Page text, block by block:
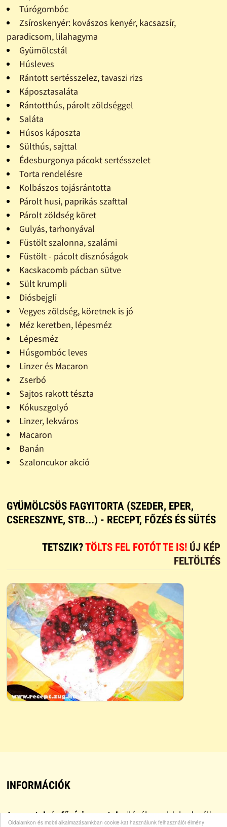
Oldalainkon és mobil alkalmazásainkban cookie-kat használunk felhasználói élmény
Túrógombóc
Zsíroskenyér: kovászos kenyér, kacsazsír,
paradicsom, lilahagyma
Gyümölcstál
Húsleves
Rántott sertésszelez, tavaszi rizs
Káposztasaláta
Rántotthús, párolt zöldséggel
Saláta
Húsos káposzta
Sülthús, sajttal
Édesburgonya pácokt sertésszelet
Torta rendelésre
Kolbászos tojásrántotta
Párolt husi, paprikás szafttal
Párolt zöldség köret
Gulyás, tarhonyával
Füstölt szalonna, szalámi
Füstölt - pácolt disznóságok
Kacskacomb pácban sütve
Sült krumpli
Diósbejgli
Vegyes zöldség, köretnek is jó
Méz keretben, lépesméz
Lépesméz
Húsgombóc leves
Linzer és Macaron
Zserbó
Sajtos rakott tészta
Kókuszgolyó
Linzer, lekváros
Macaron
Banán
Szaloncukor akció
GYÜMÖLCSÖS FAGYITORTA (SZEDER, EPER,
CSERESZNYE, STB...) - RECEPT, FŐZÉS ÉS SÜTÉS
TETSZIK?TÖLTS FEL FOTÓT TE IS! ÚJ KÉP
FELTÖLTÉS
INFORMÁCIÓK
Areceptekésfőzési receptekvilágában oldalunk célja,